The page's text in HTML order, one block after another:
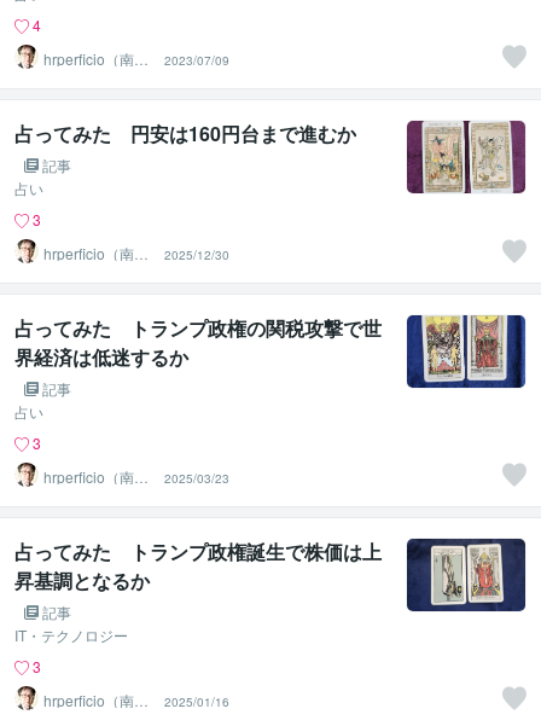
4
hrperficio（南仙
台の父）
2023/07/09
占ってみた 円安は160円台まで進むか
記事
占い
3
hrperficio（南仙
台の父）
2025/12/30
占ってみた トランプ政権の関税攻撃で世
界経済は低迷するか
記事
占い
3
hrperficio（南仙
台の父）
2025/03/23
占ってみた トランプ政権誕生で株価は上
昇基調となるか
記事
IT・テクノロジー
3
hrperficio（南仙
台の父）
2025/01/16